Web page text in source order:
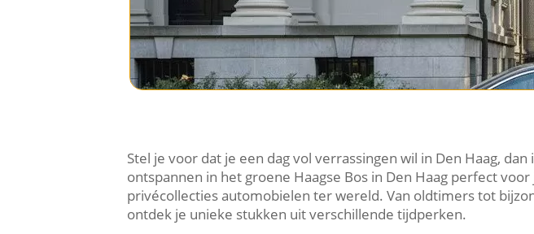
Stel je voor dat je een dag vol verrassingen wil in Den Haag,
ontspannen in het groene Haagse Bos in Den Haag perfect
privécollecties automobielen ter wereld.​ Van oldtimers tot
ontdek je unieke stukken uit verschillende tijdperken.​